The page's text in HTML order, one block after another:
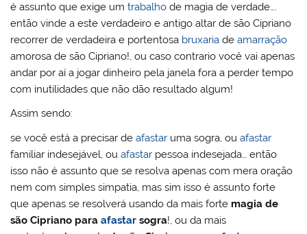
é assunto que exige umtrabalho de magia de verdade….
então vinde a este verdadeiro e antigo altar de são Cipriano
recorrer de verdadeira e portentosa bruxaria deamarração
amorosa de são Cipriano!, ou caso contrario você vai apenas
andar por aí a jogar dinheiro pela janela fora a perder tempo
com inutilidades que não dão resultado algum!
Assim sendo:
se você está a precisar deafastar uma sogra, ouafastar
familiar indesejável, ouafastar pessoa indesejada… então
isso não é assunto que se resolva apenas com mera oração
nem com simples simpatia, mas sim isso é assunto forte
que apenas se resolverá usando da mais forte magia de
são Cipriano paraafastar sogra!, ou da mais